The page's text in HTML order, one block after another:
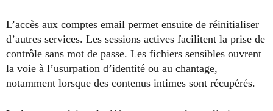
L’accès aux comptes email permet ensuite de réinitialiser
d’autres services. Les sessions actives facilitent la prise de
contrôle sans mot de passe. Les fichiers sensibles ouvrent
la voie à l’usurpation d’identité ou au chantage,
notamment lorsque des contenus intimes sont récupérés.